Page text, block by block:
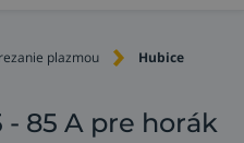
plazmou Hubice
85 A pre horák